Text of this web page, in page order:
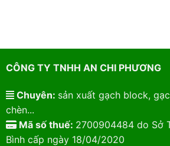
CÔNG TY TNHH AN CHI PHƯƠNG
Chuyên: sản xuất gạch block,
chèn...
Mã số thuế: 2700904484 do Sở
Bình cấp ngày 18/04/2020